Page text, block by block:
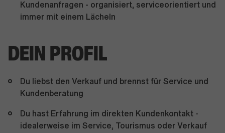
Kundenanfragen - organisiert, serviceorientiert und
immer mit einem Lächeln
DEIN PROFIL
Du liebst den Verkauf und brennst für Service und
Kundenberatung
Du hast Erfahrung im direkten Kundenkontakt -
idealerweise im Service, Tourismus oder Verkauf